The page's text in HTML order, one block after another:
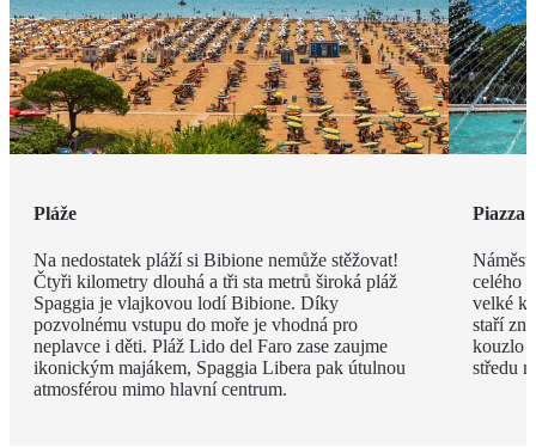
Pláže
Na nedostatek pláží si Bibione nemůže stěžovat!
Čtyři kilometry dlouhá a tři sta metrů široká pláž
Spaggia je vlajkovou lodí Bibione. Díky
pozvolnému vstupu do moře je vhodná pro
neplavce i děti. Pláž Lido del Faro zase zaujme
ikonickým majákem, Spaggia Libera pak útulnou
atmosférou mimo hlavní centrum.
Piazza
celého
velké
staří
kouzlo
středu